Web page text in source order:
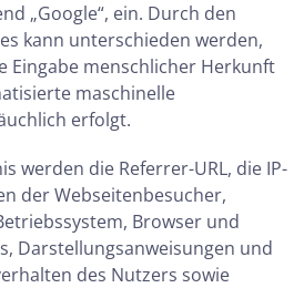
„Google“, ein. Durch den
kann unterschieden werden,
Eingabe menschlicher Herkunft
maschinelle
erfolgt.
werden die Referrer-URL, die IP-
der Webseitenbesucher,
Browser und
Darstellungsanweisungen und
des Nutzers sowie